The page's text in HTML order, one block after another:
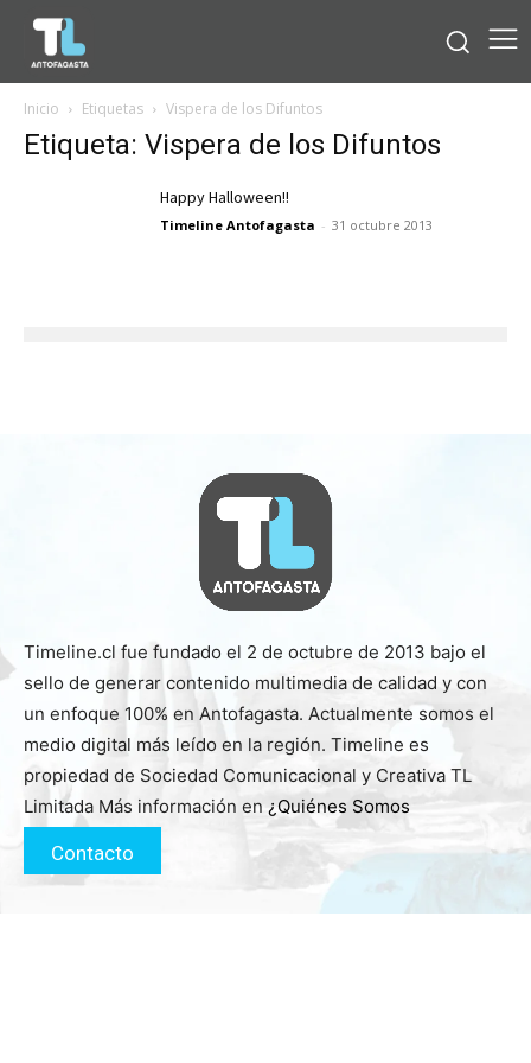
Inicio Etiquetas Vispera de los Difuntos
Etiqueta: Vispera de los Difuntos
Happy Halloween!!
Timeline Antofagasta - 31 octubre 2013
Timeline.cl fue fundado el 2 de octubre de 2013 bajo el
sello de generar contenido multimedia de calidad y con
un enfoque 100% en Antofagasta. Actualmente somos el
medio digital más leído en la región. Timeline es
propiedad de Sociedad Comunicacional y Creativa TL
Limitada Más información en ¿Quiénes Somos
Contacto